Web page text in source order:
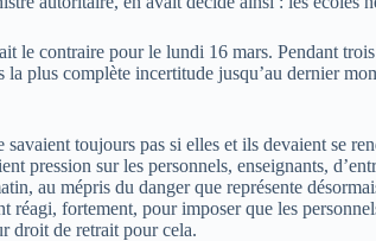
le contraire pour le lundi 16 mars. Pendant
la plus complète incertitude jusqu’au dernier
toujours pas si elles et ils devaient se
pression sur les personnels, enseignants,
au mépris du danger que représente
réagi, fortement, pour imposer que les
droit de retrait pour cela.